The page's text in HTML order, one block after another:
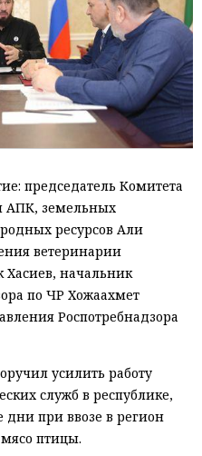
председатель Комитета
АПК, земельных
ресурсов Али
ветеринарии
Хасиев, начальник
по ЧР Хожаахмет
Роспотребнадзора
усилить работу
служб в республике,
дни при ввозе в регион
птицы.